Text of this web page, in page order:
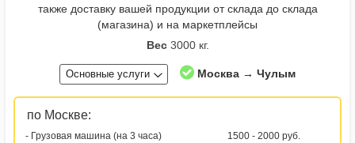
также доставку вашей продукции от склада до склада
(магазина) и на маркетплейсы
Вес3000 кг.
Основные услуги Москва → Чулым
по Москве:
- Грузовая машина (на 3 часа)
1500 - 2000 руб.